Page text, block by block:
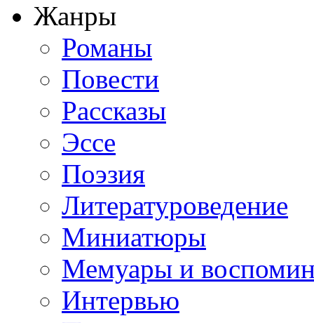
Жанры
Романы
Повести
Рассказы
Эссе
Поэзия
Литературоведение
Миниатюры
Мемуары и
Интервью